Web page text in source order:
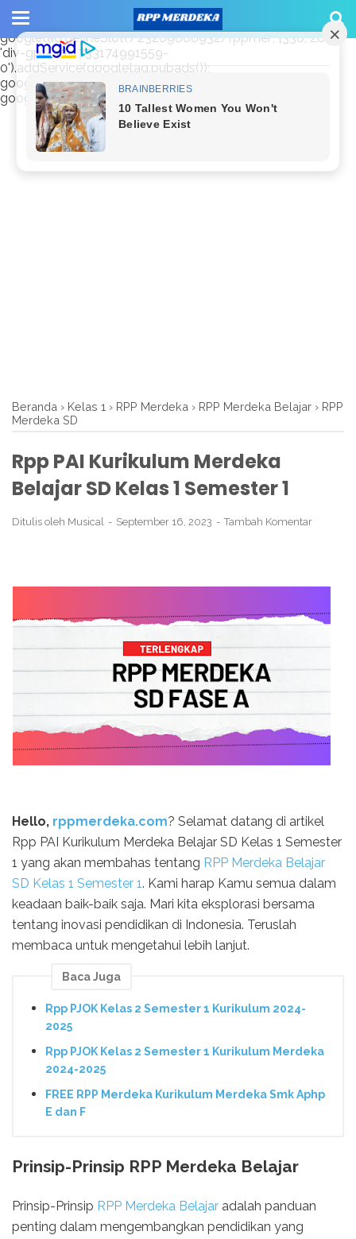
window.googletag = window.googletag || {cmd: []};
googletag.cmd.push(function() {
googletag.defineSlot('/23209888932/rppmer', [336, 280],
'div-gpt-ad-1733174991559-
0').addService(googletag.pubads());
googletag.pubads().enableSingleRequest();
googletag.enableServices(); });
Beranda › Kelas 1 › RPP Merdeka › RPP Merdeka Belajar › RPP
Merdeka SD
Rpp PAI Kurikulum Merdeka
Belajar SD Kelas 1 Semester 1
Ditulis oleh Musical September 16, 2023 Tambah Komentar
Hello, rppmerdeka.com? Selamat datang di artikel
Rpp PAI Kurikulum Merdeka Belajar SD Kelas 1 Semester
1 yang akan membahas tentang RPP Merdeka Belajar
SD Kelas 1 Semester 1. Kami harap Kamu semua dalam
keadaan baik-baik saja. Mari kita eksplorasi bersama
tentang inovasi pendidikan di Indonesia. Teruslah
membaca untuk mengetahui lebih lanjut.
Baca Juga
Rpp PJOK Kelas 2 Semester 1 Kurikulum 2024-
2025
Rpp PJOK Kelas 2 Semester 1 Kurikulum Merdeka
2024-2025
FREE RPP Merdeka Kurikulum Merdeka Smk Aphp
E dan F
Prinsip-Prinsip RPP Merdeka Belajar
Prinsip-Prinsip RPP Merdeka Belajar adalah panduan
penting dalam mengembangkan pendidikan yang